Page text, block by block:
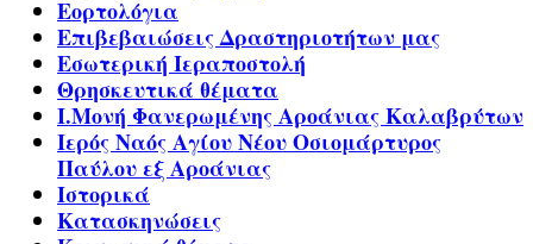
Εορτολόγια
Επιβεβαιώσεις Δραστηριοτήτων μας
Εσωτερική Ιεραποστολή
Θρησκευτικά θέματα
Ι.Μονή Φανερωμένης Αροάνιας Καλαβρύτων
Ιερός Ναός Αγίου Νέου Οσιομάρτυρος
Παύλου εξ Αροάνιας
Ιστορικά
Κατασκηνώσεις